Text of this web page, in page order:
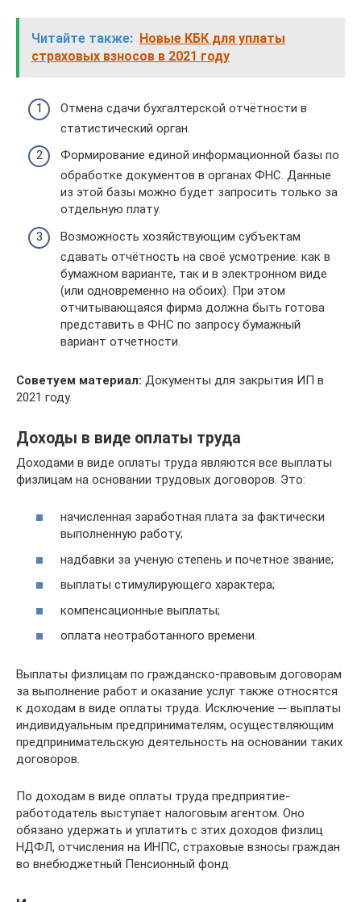
Читайте также: Новые КБК для уплаты
страховых взносов в 2021 году
Отмена сдачи бухгалтерской отчётности в
статистический орган.
Формирование единой информационной базы по
обработке документов в органах ФНС. Данные
из этой базы можно будет запросить только за
отдельную плату.
Возможность хозяйствующим субъектам
сдавать отчётность на своё усмотрение: как в
бумажном варианте, так и в электронном виде
(или одновременно на обоих). При этом
отчитывающаяся фирма должна быть готова
представить в ФНС по запросу бумажный
вариант отчетности.
Советуем материал: Документы для закрытия ИП в
2021 году.
Доходы в виде оплаты труда
Доходами в виде оплаты труда являются все выплаты
физлицам на основании трудовых договоров. Это:
начисленная заработная плата за фактически
выполненную работу;
надбавки за ученую степень и почетное звание;
выплаты стимулирующего характера;
компенсационные выплаты;
оплата неотработанного времени.
Выплаты физлицам по гражданско-правовым договорам
за выполнение работ и оказание услуг также относятся
к доходам в виде оплаты труда. Исключение ─ выплаты
индивидуальным предпринимателям, осуществляющим
предпринимательскую деятельность на основании таких
договоров.
По доходам в виде оплаты труда предприятие-
работодатель выступает налоговым агентом. Оно
обязано удержать и уплатить с этих доходов физлиц
НДФЛ, отчисления на ИНПС, страховые взносы граждан
во внебюджетный Пенсионный фонд.